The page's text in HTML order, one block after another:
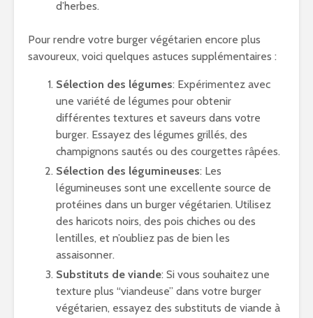
d’herbes.
Pour rendre votre burger végétarien encore plus
savoureux, voici quelques astuces supplémentaires :
Sélection des légumes: Expérimentez avec
une variété de légumes pour obtenir
différentes textures et saveurs dans votre
burger. Essayez des légumes grillés, des
champignons sautés ou des courgettes râpées.
Sélection des légumineuses: Les
légumineuses sont une excellente source de
protéines dans un burger végétarien. Utilisez
des haricots noirs, des pois chiches ou des
lentilles, et n’oubliez pas de bien les
assaisonner.
Substituts de viande: Si vous souhaitez une
texture plus “viandeuse” dans votre burger
végétarien, essayez des substituts de viande à